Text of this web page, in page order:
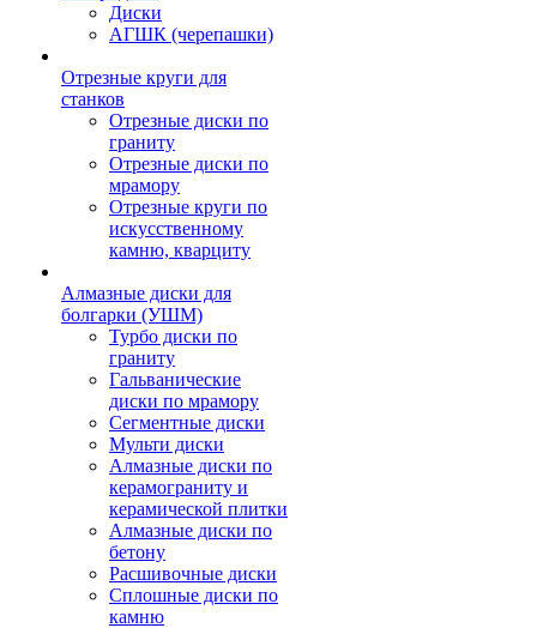
Диски
АГШК (черепашки)
Отрезные круги для
станков
Отрезные диски по
граниту
Отрезные диски по
мрамору
Отрезные круги по
искусственному
камню, кварциту
Алмазные диски для
болгарки (УШМ)
Турбо диски по
граниту
Гальванические
диски по мрамору
Сегментные диски
Мульти диски
Алмазные диски по
керамограниту и
керамической плитки
Алмазные диски по
бетону
Расшивочные диски
Сплошные диски по
камню